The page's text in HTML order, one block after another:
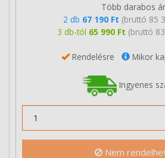
Több darabos ár
2 db 67 190 Ft (bruttó 85
3 db-tól 65 990 Ft (bruttó
Rendelésre Mikor
Ingyenes
Nem